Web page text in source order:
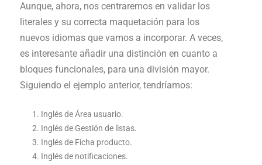
Aunque, ahora, nos centraremos en validar los
literales y su correcta maquetación para los
nuevos idiomas que vamos a incorporar. A veces,
es interesante añadir una distinción en cuanto a
bloques funcionales, para una división mayor.
Siguiendo el ejemplo anterior, tendríamos:
Inglés de Área usuario.
Inglés de Gestión de listas.
Inglés de Ficha producto.
Inglés de notificaciones.